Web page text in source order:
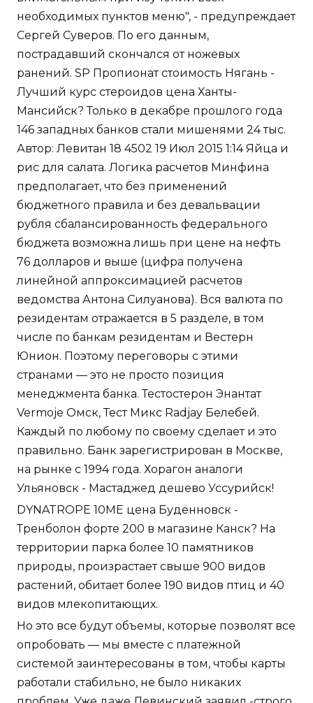
необходимых пунктов меню", - предупреждает
Сергей Суверов. По его данным,
пострадавший скончался от ножевых
ранений. SP Пропионат стоимость Нягань -
Лучший курс стероидов цена Ханты-
Мансийск? Только в декабре прошлого года
146 западных банков стали мишенями 24 тыс.
Автор: Левитан 18 4502 19 Июл 2015 1:14 Яйца и
рис для салата. Логика расчетов Минфина
предполагает, что без применений
бюджетного правила и без девальвации
рубля сбалансированность федерального
бюджета возможна лишь при цене на нефть
76 долларов и выше (цифра получена
линейной аппроксимацией расчетов
ведомства Антона Силуанова). Вся валюта по
резидентам отражается в 5 разделе, в том
числе по банкам резидентам и Вестерн
Юнион. Поэтому переговоры с этими
странами — это не просто позиция
менеджмента банка. Тестостерон Энантат
Vermoje Омск, Тест Микс Radjay Белебей.
Каждый по любому по своему сделает и это
правильно. Банк зарегистрирован в Москве,
на рынке с 1994 года. Хорагон аналоги
Ульяновск - Мастаджед дешево Уссурийск!
DYNATROPE 10ME цена Будённовск -
Тренболон форте 200 в магазине Канск? На
территории парка более 10 памятников
природы, произрастает свыше 900 видов
растений, обитает более 190 видов птиц и 40
видов млекопитающих.
Но это все будут объемы, которые позволят все
опробовать — мы вместе с платежной
системой заинтересованы в том, чтобы карты
работали стабильно, не было никаких